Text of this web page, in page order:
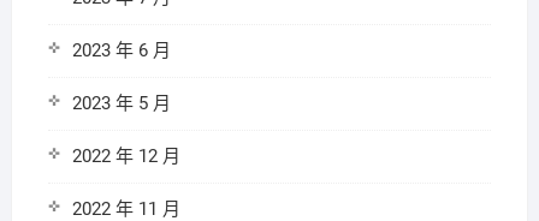
2023 年 6 月
2023 年 5 月
2022 年 12 月
2022 年 11 月